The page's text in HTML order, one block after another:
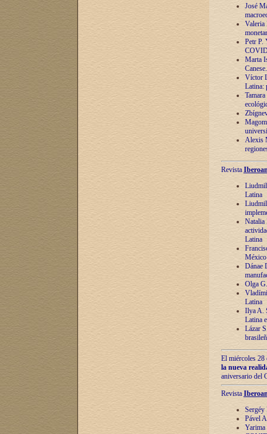
José
Valeria
Petr P.
Marta
Víctor
Latina:
Alexis
Revista
Latina
Natalia
Latina
México
Dánae
Olga
Latina
Ilya A.
Latina
Lázar
El miércoles 28
la nueva
aniversario del
Revista
Sergéy
Pável
Yarima